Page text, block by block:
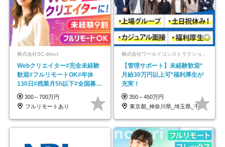
株式会社SC direct
Webクリエイター#完全未経験
歓迎#フルリモートOK#年休
130日#残業月5h以下#全国募集
#最大1年の研修
300～700万円
フルリモートあり
【管理サポート】未経験歓迎*
月給30万円以上可*福利厚生が
充実！
350～450万円
東京都_神奈川県_埼玉県_千葉県_大阪府…